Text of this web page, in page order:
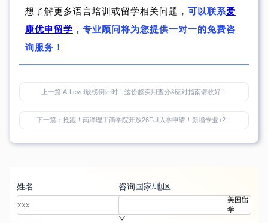
想了解更多语言培训或留学相关问题， 可以联系爱
康优申留学 ，专业顾问将为您提供一对一的免费咨
询服务！
上一篇:A-Level放榜倒计时！这份超实用查分&应对指南请收好！
下一篇： 抢跑！南洋理工商学院开放26Fall入学申请！新增专业+2！
姓名 咨询国家/地区
美国留
学